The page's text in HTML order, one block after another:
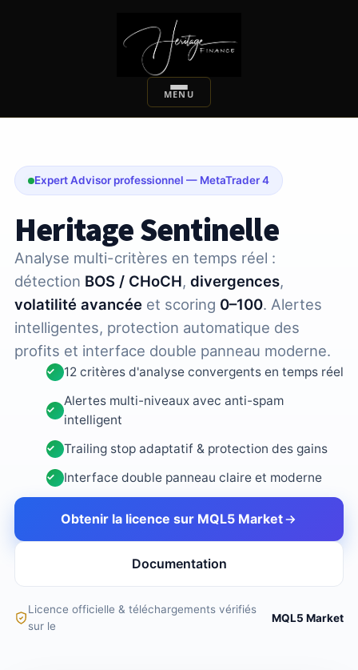
Expert Advisor professionnel — MetaTrader 4
Heritage Sentinelle
Analyse multi-critères en temps réel :
détection BOS / CHoCH, divergences,
volatilité avancée et scoring 0–100. Alertes
intelligentes, protection automatique des
profits et interface double panneau moderne.
12 critères d'analyse convergents en temps réel
Alertes multi-niveaux avec anti-spam
intelligent
Trailing stop adaptatif & protection des gains
Interface double panneau claire et moderne
Obtenir la licence sur MQL5 Market
Documentation
Licence officielle & téléchargements vérifiés
sur le
MQL5 Market